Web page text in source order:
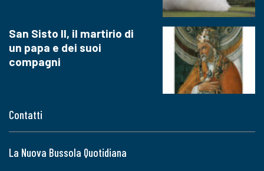
Contatti
La Nuova Bussola Quotidiana
San Sisto II, il martirio di
un papa e dei suoi
compagni